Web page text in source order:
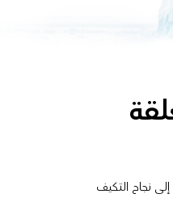
نجاح التكيف